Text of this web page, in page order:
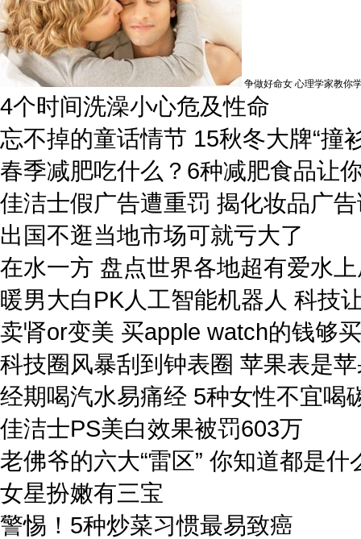
争做好命女 心理学家教你
4个时间洗澡小心危及性命
忘不掉的童话情节 15秋冬大牌“撞
春季减肥吃什么？6种减肥食品让
佳洁士假广告遭重罚 揭化妆品广
出国不逛当地市场可就亏大了
在水一方 盘点世界各地超有爱水
暖男大白PK人工智能机器人 科技
卖肾or变美 买apple watch的钱够
科技圈风暴刮到钟表圈 苹果表是
经期喝汽水易痛经 5种女性不宜喝
佳洁士PS美白效果被罚603万
老佛爷的六大“雷区” 你知道都是什
女星扮嫩有三宝
警惕！5种炒菜习惯最易致癌